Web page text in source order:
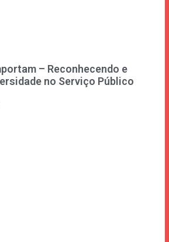
– Reconhecendo e
no Serviço Público